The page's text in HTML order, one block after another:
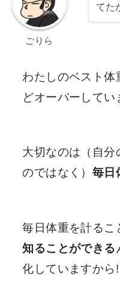
ごりら
てた
わたしのベスト
どオーバーしてい
大切なのは（自分
のではなく） 毎日
毎日体重を計るこ
知ることができる
化していますから!